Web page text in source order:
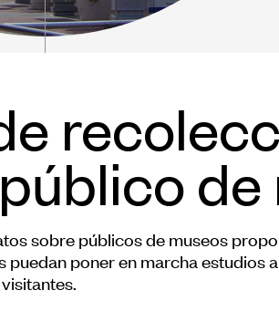
de
sobre públicos de museos
puedan poner en marcha estudios